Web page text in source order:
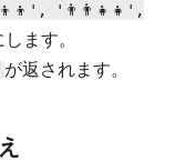
'👨‍👨‍👧‍👧',
ます。
が返されます。